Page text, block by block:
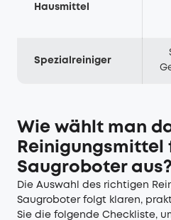
Hausmittel
Spezialreiniger
Wie wählt man
Reinigungsmittel
Saugroboter aus?
Die Auswahl des richtigen
Saugroboter folgt klaren,
Sie die folgende Checkliste,